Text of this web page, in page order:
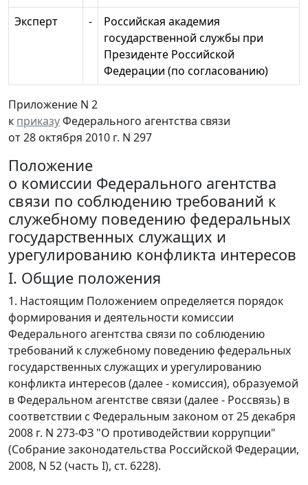
Эксперт
-
Российская академия
государственной службы при
Президенте Российской
Федерации (по согласованию)
Приложение N 2
к приказуФедерального агентства связи
от 28 октября 2010 г. N 297
Положение
о комиссии Федерального агентства
связи по соблюдению требований к
служебному поведению федеральных
государственных служащих и
урегулированию конфликта интересов
I. Общие положения
1. Настоящим Положением определяется порядок
формирования и деятельности комиссии
Федерального агентства связи по соблюдению
требований к служебному поведению федеральных
государственных служащих и урегулированию
конфликта интересов (далее - комиссия), образуемой
в Федеральном агентстве связи (далее - Россвязь) в
соответствии с Федеральным законом от 25 декабря
2008 г. N 273-ФЗ "О противодействии коррупции"
(Собрание законодательства Российской Федерации,
2008, N 52 (часть I), ст. 6228).